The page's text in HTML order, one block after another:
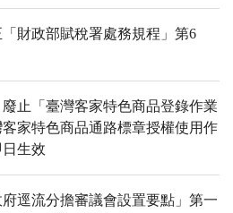
財政部賦稅署處務規程」第6
止「臺灣客家特色商品登錄作業
家特色商品通路標章授權使用作
生效
逕流分擔審議會設置要點」第一